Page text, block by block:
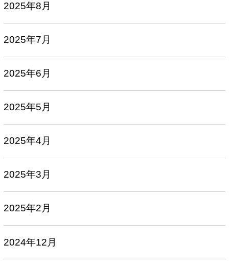
2025年8月
2025年7月
2025年6月
2025年5月
2025年4月
2025年3月
2025年2月
2024年12月